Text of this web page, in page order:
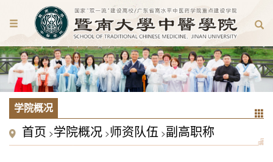
学院概况
首页 >学院概况 >师资队伍 >副高职称